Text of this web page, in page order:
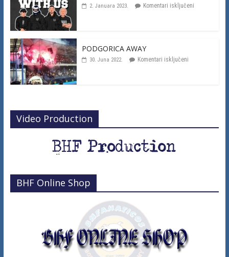
2. Januara 2023. Komentari isključeni
PODGORICA AWAY
30. Juna 2022. Komentari isključeni
Video Production
BHF Online Shop